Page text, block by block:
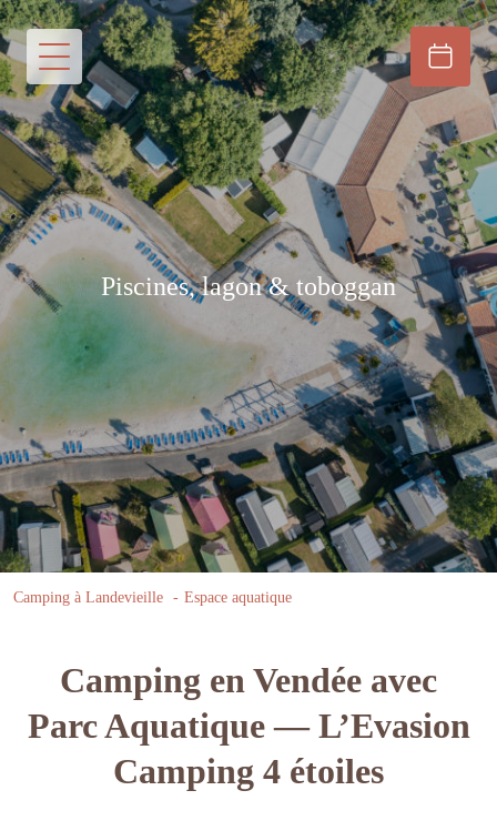
Piscines, lagon & toboggan
Camping à Landevieille Espace aquatique
Camping en Vendée avec
Parc Aquatique — L’Evasion
Camping 4 étoiles